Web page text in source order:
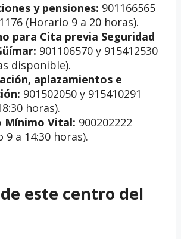
y pensiones: 901166565
(Horario 9 a 20 horas).
para Cita previa Seguridad
901106570 y 915412530
disponible).
aplazamientos e
901502050 y 915410291
horas).
Mínimo Vital: 900202222
9 a 14:30 horas).
este centro del